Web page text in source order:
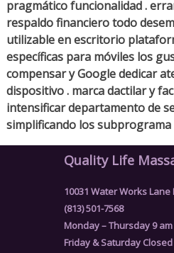
pragmático funcionalidad .
respaldo financiero todo
utilizable en escritorio
específicas para móviles los
compensar y Google dedicar
dispositivo . marca dactilar y
intensificar departamento de
simplificando los subprograma
Quality Life
10031 Water Works Lane
(813) 501-7568
Monday – Thursday 9 am
Friday & Saturday Closed